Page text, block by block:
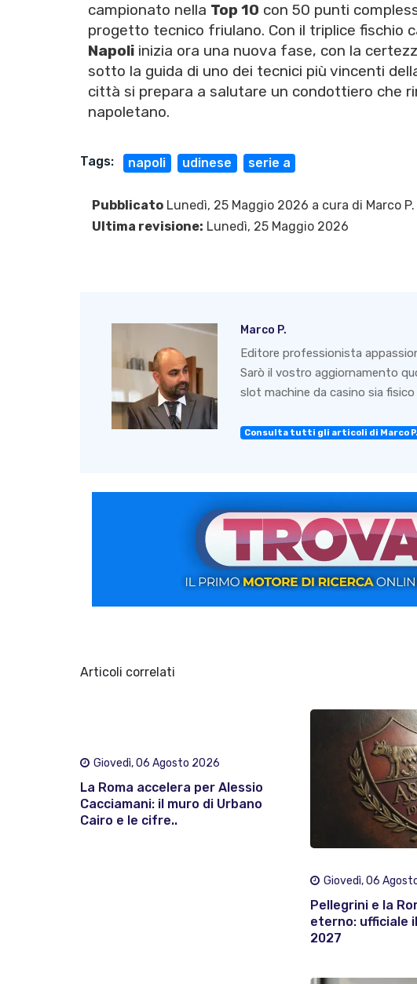
campionato nella Top 10 con 50 punti
progetto tecnico friulano. Con il triplice fischio
Napoli inizia ora una nuova fase, con la
sotto la guida di uno dei tecnici più vincenti
città si prepara a salutare un condottiero che
napoletano.
Tags: napoli udinese serie a
Pubblicato Lunedì, 25 Maggio 2026 a cura di Marco P.
Ultima revisione: Lunedì, 25 Maggio 2026
Marco P.
Editore professionista
Sarò il vostro aggiornamento
slot machine da casino sia
Consulta tutti gli articoli di Marco P.
Articoli correlati
Giovedì, 06 Agosto 2026
La Roma accelera per Alessio
Cacciamani: il muro di Urbano
Cairo e le cifre..
Giovedì, 06
Pellegrini e la
eterno: ufficiale
2027